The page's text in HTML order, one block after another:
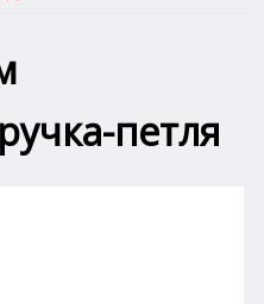
петля